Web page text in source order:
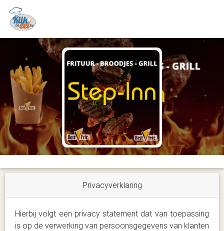
Privacyverklaring
Hierbij volgt een privacy statement dat van toepassing
is op de verwerking van persoonsgegevens van klanten